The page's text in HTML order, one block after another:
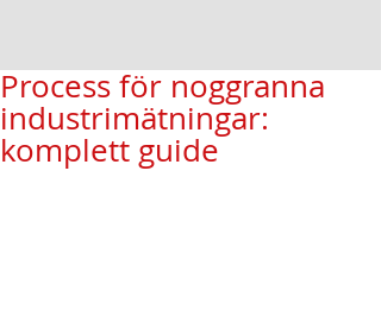
Process för noggranna
industrimätningar:
komplett guide